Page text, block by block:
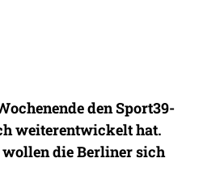
den Sport39-
weiterentwickelt hat.
wollen die Berliner sich